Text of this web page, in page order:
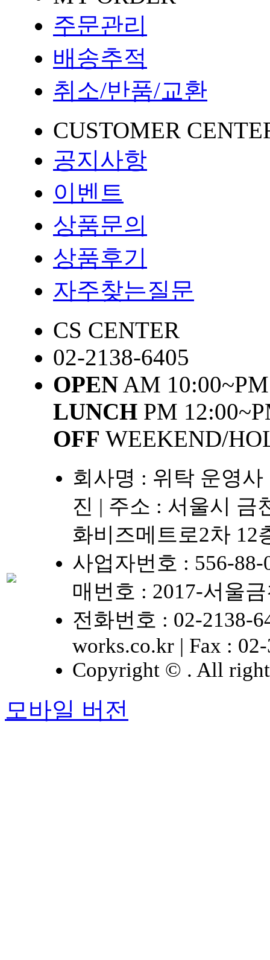
주문관리
배송추적
취소/반품/교환
CUSTOMER
공지사항
이벤트
상품문의
상품후기
자주찾는질문
CS CENTER
02-2138-6405
OPEN AM
LUNCH PM
OFF WEEKEND/
회사명 : 위탁 운영
진 | 주소 : 서울시 금
화비즈메트로2차 12
사업자번호 : 556-
매번호 : 2017-서울
전화번호 : 02-2138-
works.co.kr | Fax :
Copyright © . All
모바일 버전